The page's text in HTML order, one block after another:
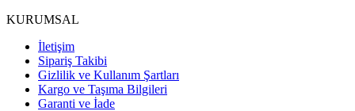
KURUMSAL
İletişim
Sipariş Takibi
Gizlilik ve Kullanım Şartları
Kargo ve Taşıma Bilgileri
Garanti ve İade